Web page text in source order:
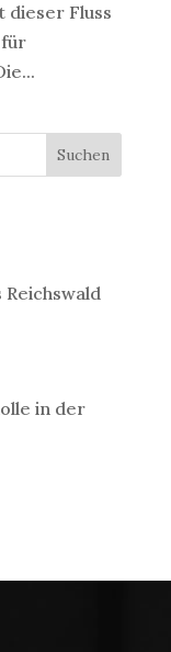
dieser Fluss
für
in der